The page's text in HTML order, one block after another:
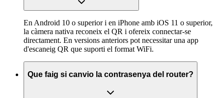
En Android 10 o superior i en iPhone amb iOS 11 o superior,
la càmera nativa reconeix el QR i ofereix connectar-se
directament. En versions anteriors pot necessitar una app
d'escaneig QR que suporti el format WiFi.
Que faig si canvio la contrasenya del router?